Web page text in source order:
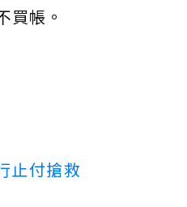
買帳。
止付搶救